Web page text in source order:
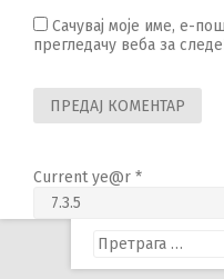
Сачувај моје име, е-
прегледачу веба за
Current ye@r *
Претрага
за: